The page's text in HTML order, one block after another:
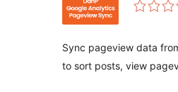
Sync pageview data
to sort posts, view